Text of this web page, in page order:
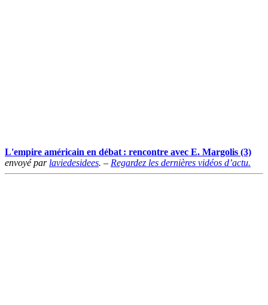
L'empire américain en débat : rencontre avec E. Margolis (3)
envoyé par laviedesidees. – Regardez les dernières vidéos d’actu.